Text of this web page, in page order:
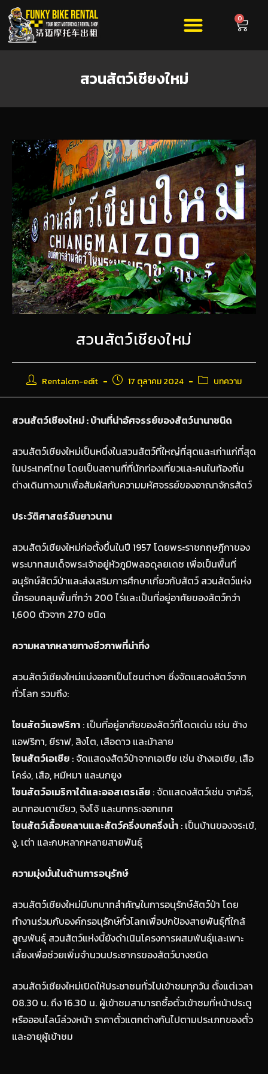
0
สวนสัตว์เชียงใหม่
สวนสัตว์เชียงใหม่
Rentalcm-edit 17 ตุลาคม 2024 บทความ
สวนสัตว์เชียงใหม่ : บ้านที่น่าอัศจรรย์ของสัตว์นานาชนิด
สวนสัตว์เชียงใหม่เป็นหนึ่งในสวนสัตว์ที่ใหญ่ที่สุดและเก่าแก่ที่สุด
ในประเทศไทย โดยเป็นสถานที่ที่นักท่องเที่ยวและคนในท้องถิ่น
ต่างเดินทางมาเพื่อสัมผัสกับความมหัศจรรย์ของอาณาจักรสัตว์
ประวัติศาสตร์อันยาวนาน
สวนสัตว์เชียงใหม่ก่อตั้งขึ้นในปี 1957 โดยพระราชกฤษฎีกาของ
พระบาทสมเด็จพระเจ้าอยู่หัวภูมิพลอดุลยเดช เพื่อเป็นพื้นที่
อนุรักษ์สัตว์ป่าและส่งเสริมการศึกษาเกี่ยวกับสัตว์ สวนสัตว์แห่ง
นี้ครอบคลุมพื้นที่กว่า 200 ไร่และเป็นที่อยู่อาศัยของสัตว์กว่า
1,600 ตัวจาก 270 ชนิด
ความหลากหลายทางชีวภาพที่น่าทึ่ง
สวนสัตว์เชียงใหม่แบ่งออกเป็นโซนต่างๆ ซึ่งจัดแสดงสัตว์จาก
ทั่วโลก รวมถึง:
โซนสัตว์แอฟริกา : เป็นที่อยู่อาศัยของสัตว์ที่โดดเด่น เช่น ช้าง
แอฟริกา, ยีราฟ, สิงโต, เสือดาว และม้าลาย
โซนสัตว์เอเชีย : จัดแสดงสัตว์ป่าจากเอเชีย เช่น ช้างเอเชีย, เสือ
โคร่ง, เสือ, หมีหมา และนกยูง
โซนสัตว์อเมริกาใต้และออสเตรเลีย : จัดแสดงสัตว์เช่น จาคัวร์,
อนากอนดาเขียว, จิงโจ้ และนกกระจอกเทศ
โซนสัตว์เลื้อยคลานและสัตว์ครึ่งบกครึ่งน้ำ : เป็นบ้านของจระเข้,
งู, เต่า และกบหลากหลายสายพันธุ์
ความมุ่งมั่นในด้านการอนุรักษ์
สวนสัตว์เชียงใหม่มีบทบาทสำคัญในการอนุรักษ์สัตว์ป่า โดย
ทำงานร่วมกับองค์กรอนุรักษ์ทั่วโลกเพื่อปกป้องสายพันธุ์ที่ใกล้
สูญพันธุ์ สวนสัตว์แห่งนี้ยังดำเนินโครงการผสมพันธุ์และเพาะ
เลี้ยงเพื่อช่วยเพิ่มจำนวนประชากรของสัตว์บางชนิด
สวนสัตว์เชียงใหม่เปิดให้ประชาชนทั่วไปเข้าชมทุกวัน ตั้งแต่เวลา
08.30 น. ถึง 16.30 น. ผู้เข้าชมสามารถซื้อตั๋วเข้าชมที่หน้าประตู
หรือออนไลน์ล่วงหน้า ราคาตั๋วแตกต่างกันไปตามประเภทของตั๋ว
และอายุผู้เข้าชม